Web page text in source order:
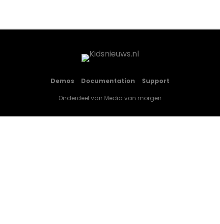
Demos Documentation Support
Onderdeel van Media van morgen